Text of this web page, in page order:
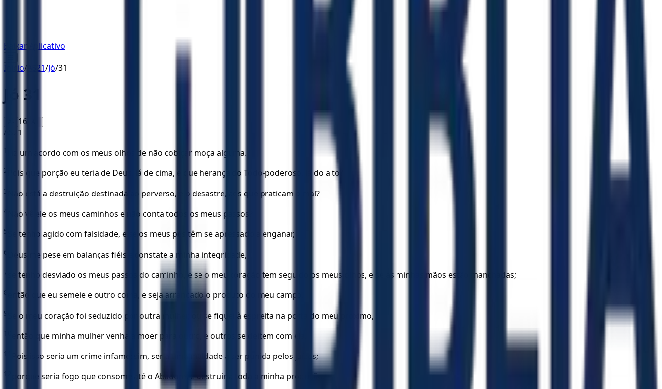
Baixar Aplicativo
Início/ AS21/Jó/31
Jó 31
16 A+
AS21
1 Fiz um acordo com os meus olhos de não cobiçar moça alguma.
2 Pois que porção eu teria de Deus, lá de cima, e que herança do Todo-poderoso, lá do alto?
3 Não está a destruição destinada ao perverso, e o desastre, aos que praticam o mal?
4 Não vê ele os meus caminhos e não conta todos os meus passos?
5 Se tenho agido com falsidade, e se os meus pés têm se apressado a enganar,
6 Deus me pese em balanças fiéis e constate a minha integridade,
7 se tenho desviado os meus passos do caminho, e se o meu coração tem seguido os meus olhos, e se as minhas mãos estão manchadas;
8 então que eu semeie e outro coma, e seja arrancado o produto do meu campo.
9 Se o meu coração foi seduzido por outra mulher, ou se fiquei à espreita na porta do meu próximo,
10 então que minha mulher venha a moer para outro, e outros se deitem com ela.
11 Pois isso seria um crime infame; sim, seria uma maldade a ser punida pelos juízes;
12 porque seria fogo que consome até o Abadom, e destruiria toda a minha produção.